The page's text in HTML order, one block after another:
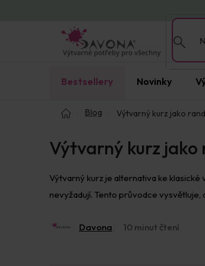
Bestsellery Novinky
Blog Výtvarný kurz jako
Výtvarný kurz
Výtvarný kurz je alternativa ke
nevyžadují. Tento průvodce
Davona 10 minut čtení